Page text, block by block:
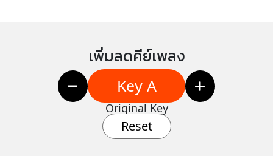
เพิ่มลดคีย์เพลง
Key A
Original Key
Reset